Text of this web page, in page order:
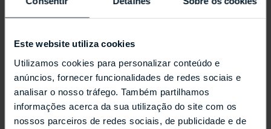
Este website utiliza cookies
Utilizamos cookies para personalizar conteúdo e
anúncios, fornecer funcionalidades de redes sociais e
analisar o nosso tráfego. Também partilhamos
informações acerca da sua utilização do site com os
nossos parceiros de redes sociais, de publicidade e de
REPOSSI ANTIFER